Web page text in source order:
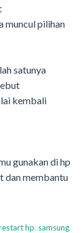
muncul pilihan
satunya
kembali
gunakan di hp
dan membantu
hp, samsung,